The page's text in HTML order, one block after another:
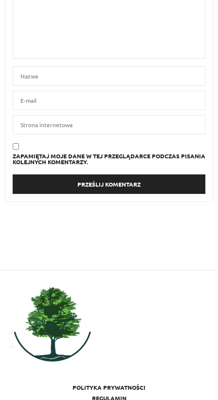
ZAPAMIĘTAJ MOJE DANE W TEJ PRZEGLĄDARCE PODCZAS PISANIA
KOLEJNYCH KOMENTARZY.
POLITYKA PRYWATNOŚCI
REGULAMIN